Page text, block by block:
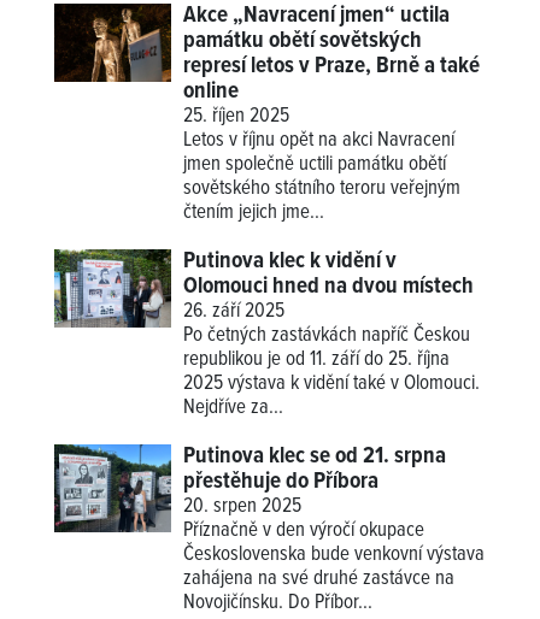
Akce „Navracení jmen“ uctila
památku obětí sovětských
represí letos v Praze, Brně a také
online
25. říjen 2025
Letos v říjnu opět na akci Navracení
jmen společně uctili památku obětí
sovětského státního teroru veřejným
čtením jejich jme...
Putinova klec k vidění v
Olomouci hned na dvou místech
26. září 2025
Po četných zastávkách napříč Českou
republikou je od 11. září do 25. října
2025 výstava k vidění také v Olomouci.
Nejdříve za...
Putinova klec se od 21. srpna
přestěhuje do Příbora
20. srpen 2025
Příznačně v den výročí okupace
Československa bude venkovní výstava
zahájena na své druhé zastávce na
Novojičínsku. Do Příbor...